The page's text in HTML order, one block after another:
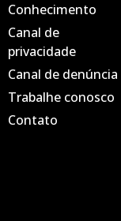
Conhecimento
Canal de
privacidade
Canal de denúncia
Trabalhe conosco
Contato